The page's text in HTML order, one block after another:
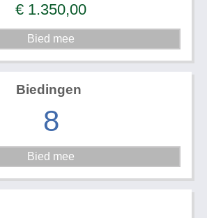
€ 1.350,00
Biedingen
8